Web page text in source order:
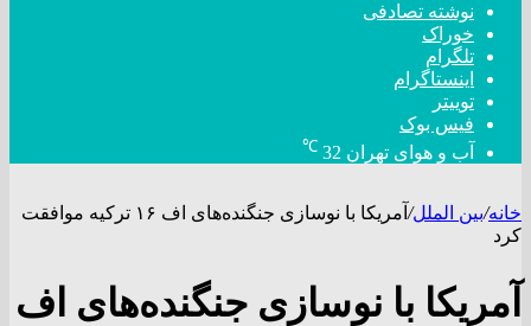
نوشته تصادفی
خوراک
تلگرام
اینستاگرام
توییتر
فیس بوک
آب و هوای تهران 32
℃
خانه/بین الملل/
آمریکا با نوسازی جنگنده‌های اف ۱۶ ترکیه موافقت
کرد
آمریکا با نوسازی جنگنده‌های اف